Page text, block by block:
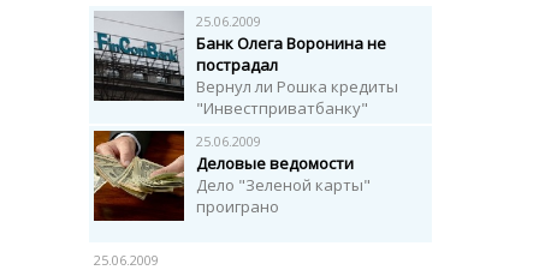
25.06.2009
Банк Олега Воронина не
пострадал
Вернул ли Рошка кредиты
"Инвестприватбанку"
25.06.2009
Деловые ведомости
Дело "Зеленой карты"
проиграно
25.06.2009